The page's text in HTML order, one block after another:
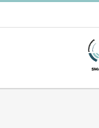
au